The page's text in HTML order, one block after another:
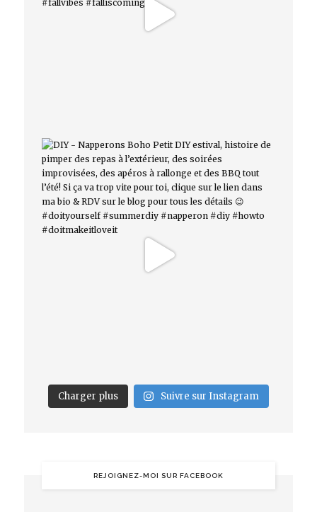
Charger plus Suivre sur Instagram
REJOIGNEZ-MOI SUR FACEBOOK